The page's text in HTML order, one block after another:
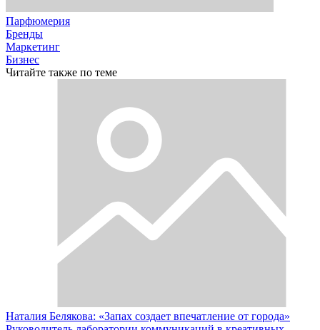
Парфюмерия
Бренды
Маркетинг
Бизнес
Читайте также по теме
Наталия Белякова: «Запах создает впечатление от города»